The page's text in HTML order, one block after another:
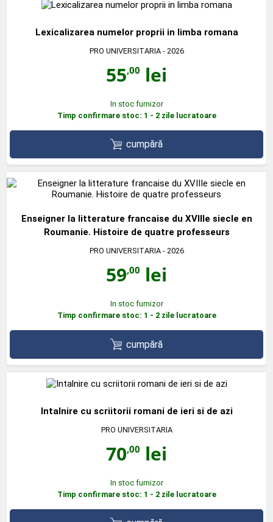
Lexicalizarea numelor proprii in limba romana
PRO UNIVERSITARIA- 2026
55,00 lei
In stoc furnizor
Timp confirmare stoc: 1 - 2 zile lucratoare
cumpără
Enseigner la litterature francaise du XVIIIe siecle en
Roumanie. Histoire de quatre professeurs
PRO UNIVERSITARIA- 2026
59,00 lei
In stoc furnizor
Timp confirmare stoc: 1 - 2 zile lucratoare
cumpără
Intalnire cu scriitorii romani de ieri si de azi
PRO UNIVERSITARIA
70,00 lei
In stoc furnizor
Timp confirmare stoc: 1 - 2 zile lucratoare